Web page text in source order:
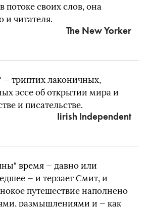
потоке своих слов, она
и читателя.
The New Yorker
— триптих лаконичных,
эссе об открытии мира и
и писательстве.
Iirish Independent
время — давно или
— и терзает Смит, и
путешествие наполнено
размышлениями и — как